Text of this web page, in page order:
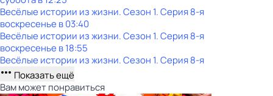
Весёлые истории из жизни. Сезон 1. Серия 8-я
воскресенье в03:40
Весёлые истории из жизни. Сезон 1. Серия 8-я
воскресенье в18:55
Весёлые истории из жизни. Сезон 1. Серия 8-я
Показать ещё
Вам может понравиться